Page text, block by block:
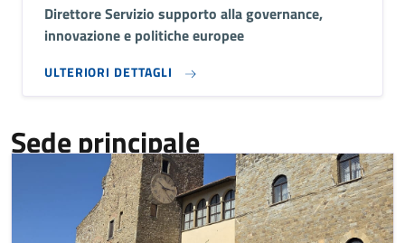
Direttore Servizio supporto alla governance,
innovazione e politiche europee
ULTERIORI DETTAGLI
Sede principale